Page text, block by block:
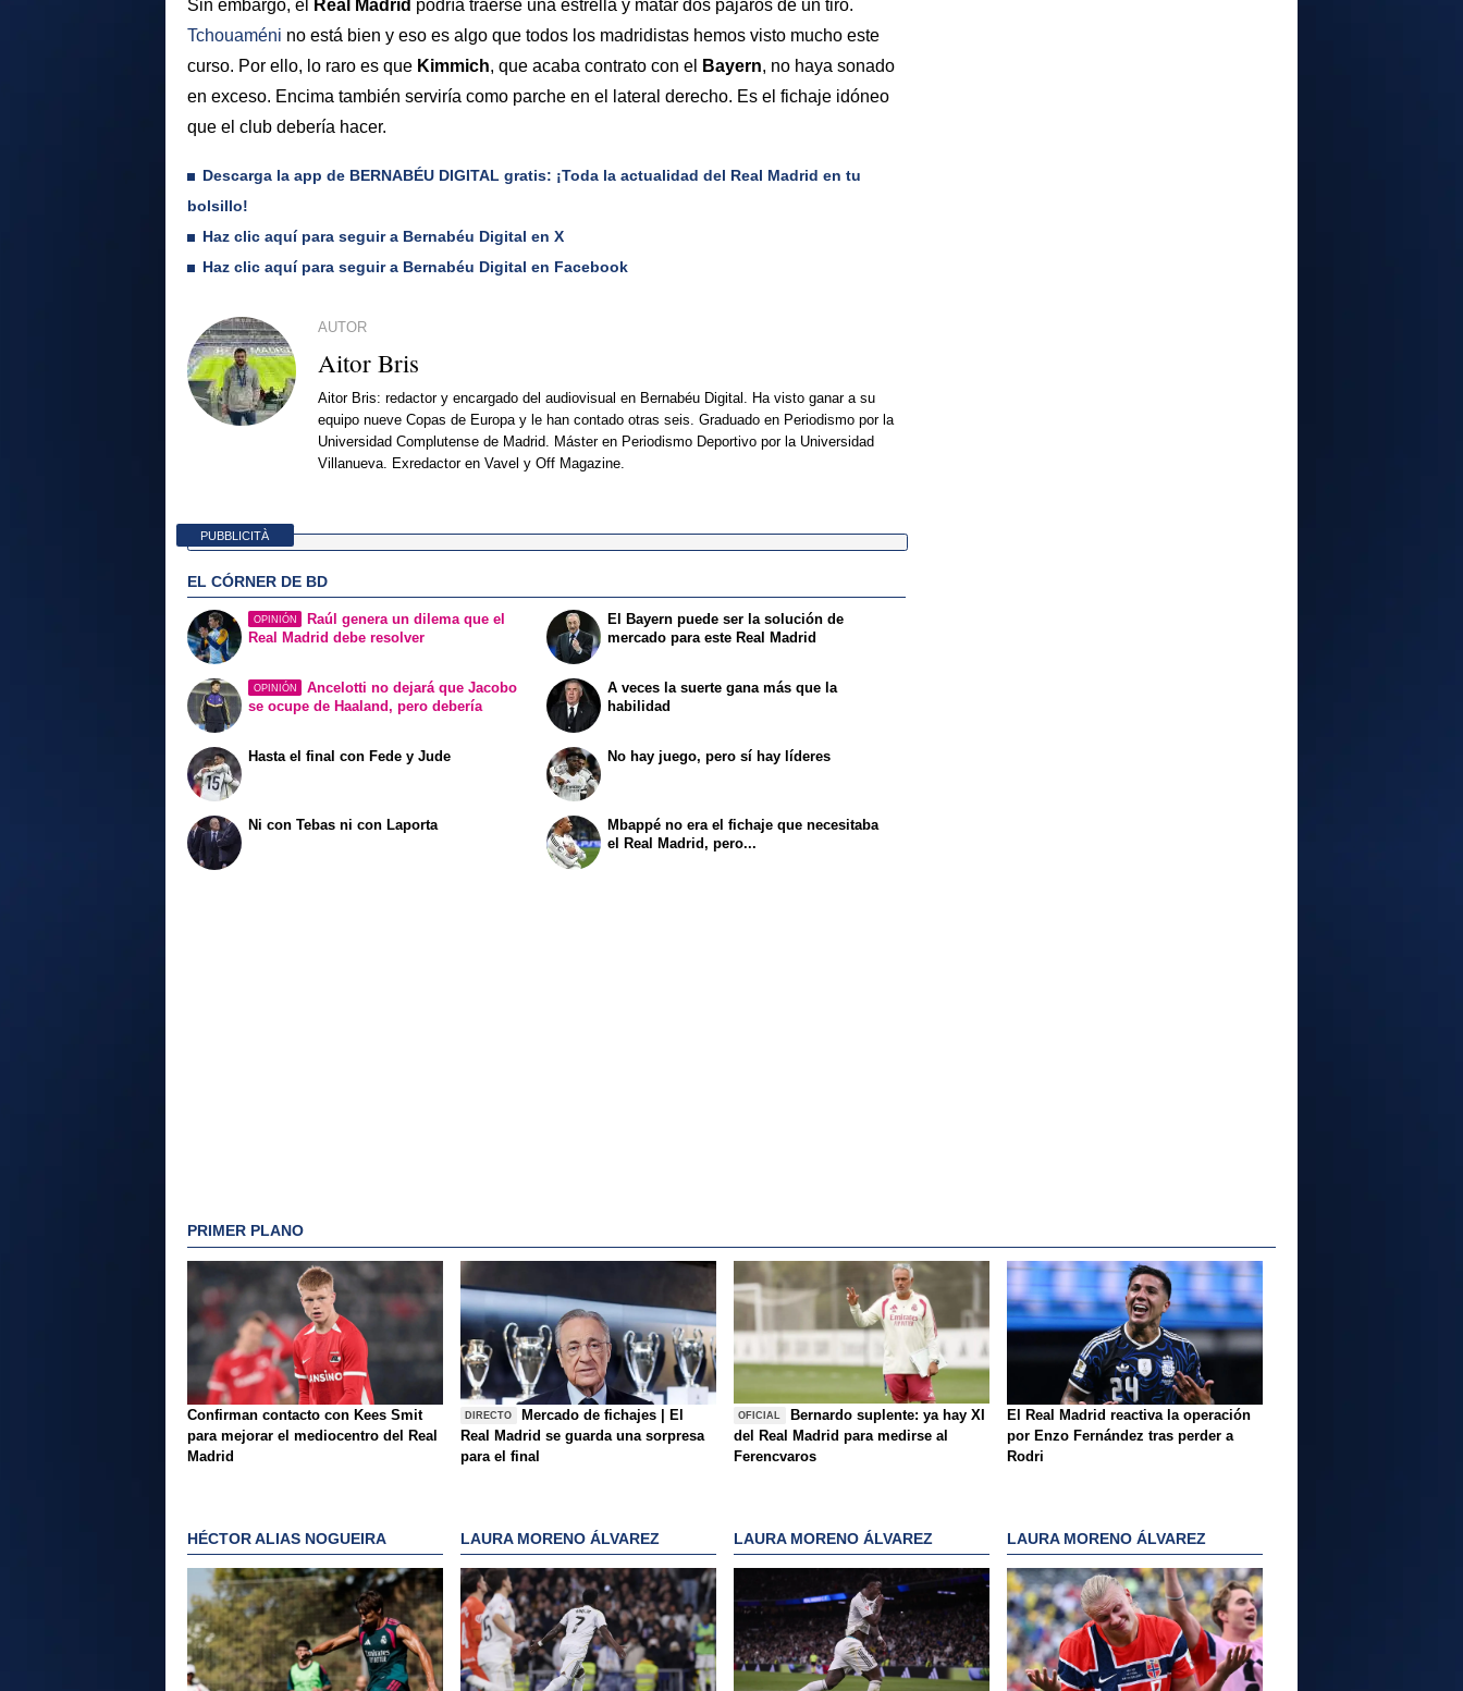
Sin embargo, el Real Madrid podría traerse una estrella y matar dos pájaros de un tiro.
Tchouaméni no está bien y eso es algo que todos los madridistas hemos visto mucho este
curso. Por ello, lo raro es que Kimmich, que acaba contrato con el Bayern, no haya sonado
en exceso. Encima también serviría como parche en el lateral derecho. Es el fichaje idóneo
que el club debería hacer.
Descarga la app de BERNABÉU DIGITAL gratis: ¡Toda la actualidad del Real Madrid en tu
bolsillo!
Haz clic aquí para seguir a Bernabéu Digital en X
Haz clic aquí para seguir a Bernabéu Digital en Facebook
AUTOR
Aitor Bris
Aitor Bris: redactor y encargado del audiovisual en Bernabéu Digital. Ha visto ganar a su
equipo nueve Copas de Europa y le han contado otras seis. Graduado en Periodismo por la
Universidad Complutense de Madrid. Máster en Periodismo Deportivo por la Universidad
Villanueva. Exredactor en Vavel y Off Magazine.
PUBBLICITÀ
EL CÓRNER DE BD
OPINIÓN
Raúl genera un dilema que el
Real Madrid debe resolver
OPINIÓN
Ancelotti no dejará que Jacobo
se ocupe de Haaland, pero debería
El Bayern puede ser la solución de
mercado para este Real Madrid
A veces la suerte gana más que la
habilidad
Hasta el final con Fede y Jude
Ni con Tebas ni con Laporta
No hay juego, pero sí hay líderes
Mbappé no era el fichaje que necesitaba
el Real Madrid, pero...
PRIMER PLANO
Confirman contacto con Kees Smit
para mejorar el mediocentro del Real
Madrid
DIRECTO
Mercado de fichajes | El
Real Madrid se guarda una sorpresa
para el final
OFICIAL
Bernardo suplente: ya hay XI
del Real Madrid para medirse al
Ferencvaros
El Real Madrid reactiva la operación
por Enzo Fernández tras perder a
Rodri
HÉCTOR ALIAS NOGUEIRA LAURA MORENO ÁLVAREZ LAURA MORENO ÁLVAREZ LAURA MORENO ÁLVAREZ